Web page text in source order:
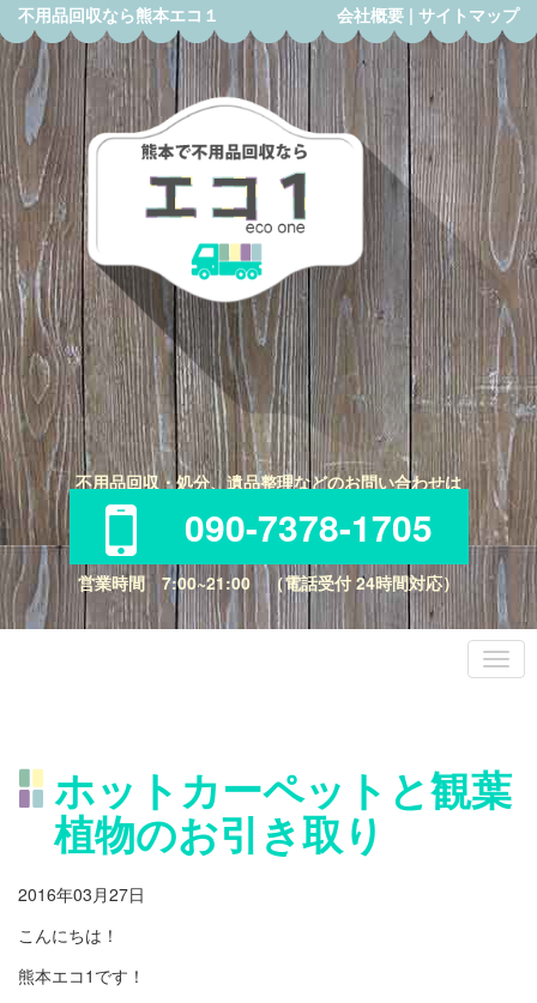
不用品回収なら熊本エコ１ 会社概要| サイトマップ
不用品回収・処分、遺品整理などのお問い合わせは
090-7378-1705
営業時間 7:00~21:00 （電話受付 24時間対応）
ホットカーペットと観葉
植物のお引き取り
2016年03月27日
こんにちは！
熊本エコ1です！